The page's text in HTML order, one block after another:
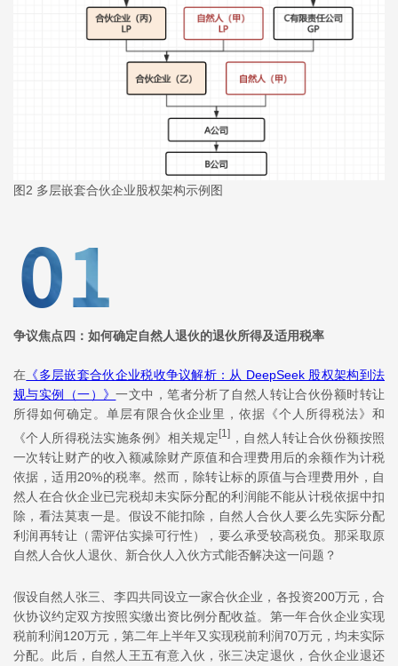
图2 多层嵌套合伙企业股权架构示例图
争议焦点四：如何确定自然人退伙的退伙所得及适用税率
在 《多层嵌套合伙企业税收争议解析：从 DeepSeek 股权架构到法
规与实例（一）》一文中，笔者分析了自然人转让合伙份额时转让
所得如何确定。单层有限合伙企业里，依据《个人所得税法》和
《个人所得税法实施条例》相关规定[1] ，自然人转让合伙份额按照
一次转让财产的收入额减除财产原值和合理费用后的余额作为计税
依据，适用20%的税率。然而，除转让标的原值与合理费用外，自
然人在合伙企业已完税却未实际分配的利润能不能从计税依据中扣
除，看法莫衷一是。假设不能扣除，自然人合伙人要么先实际分配
利润再转让（需评估实操可行性），要么承受较高税负。那采取原
自然人合伙人退伙、新合伙人入伙方式能否解决这一问题？
假设自然人张三、李四共同设立一家合伙企业，各投资200万元，合
伙协议约定双方按照实缴出资比例分配收益。第一年合伙企业实现
税前利润120万元，第二年上半年又实现税前利润70万元，均未实际
分配。此后，自然人王五有意入伙，张三决定退伙，合伙企业退还